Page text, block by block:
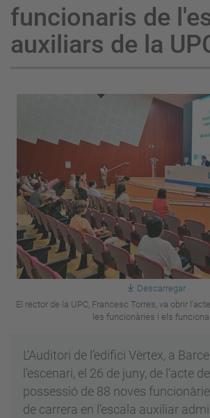
funcionaris de
auxiliars de la
Descarregar
El rector de la UPC, Francesc Torres, va obrir
les funcionàries i els
L’Auditori de l’edifici Vèrtex, a
l’escenari, el 26 de juny, de l’acte
possessió de 88 noves
de carrera en l’escala auxiliar